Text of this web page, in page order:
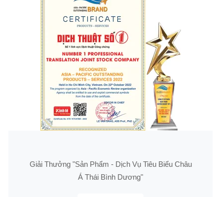
Giải Thưởng "Sản Phẩm - Dịch Vụ Tiêu Biểu Châu
Á Thái Bình Dương"